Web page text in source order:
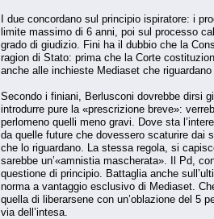
I due concordano sul principio ispiratore: i
limite massimo di 6 anni, poi sul processo
grado di giudizio. Fini ha il dubbio che la
ragion di Stato: prima che la Corte
anche alle inchieste Mediaset che
Secondo i finiani, Berlusconi dovrebbe dirsi
introdurre pure la «prescrizione breve»:
perlomeno quelli meno gravi. Dove sta
da quelle future che dovessero scaturire dai
che lo riguardano. La stessa regola, si
sarebbe un’«amnistia mascherata». Il Pd,
questione di principio. Battaglia anche
norma a vantaggio esclusivo di Mediaset.
quella di liberarsene con un’oblazione del 5
via dell’intesa.